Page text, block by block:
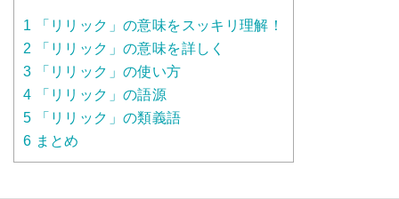
1 「リリック」の意味をスッキリ理解！
2 「リリック」の意味を詳しく
3 「リリック」の使い方
4 「リリック」の語源
5 「リリック」の類義語
6 まとめ